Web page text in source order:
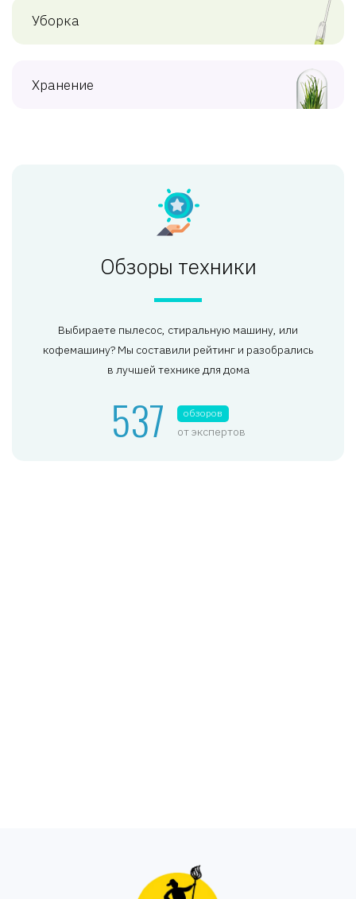
Уборка
Хранение
Обзоры техники
Выбираете пылесос, стиральную машину, или
кофемашину? Мы составили рейтинг и разобрались
в лучшей технике для дома
537 обзоров
от экспертов